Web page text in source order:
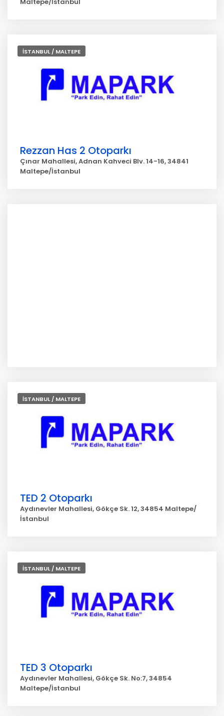
İSTANBUL / MALTEPE
Rezzan Has 2 Otoparkı
Çınar Mahallesi, Adnan Kahveci Blv. 14-16, 34841
Maltepe/İstanbul
İSTANBUL / MALTEPE
TED 2 Otoparkı
Aydınevler Mahallesi, Gökçe Sk. 12, 34854 Maltepe/
İstanbul
İSTANBUL / MALTEPE
TED 3 Otoparkı
Aydınevler Mahallesi, Gökçe Sk. No:7, 34854
Maltepe/İstanbul